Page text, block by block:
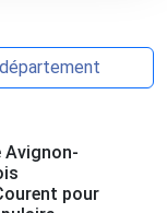
Avignon-
pour